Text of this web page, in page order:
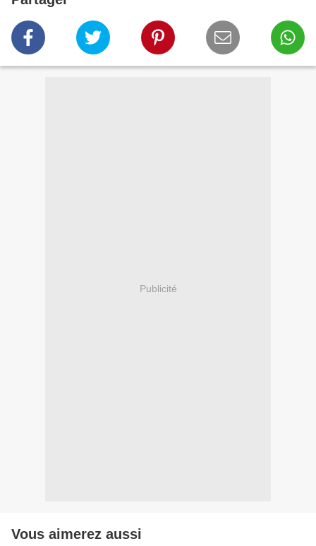
Publicité
Vous aimerez aussi